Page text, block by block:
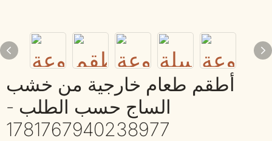
أطقم طعام خارجية من خشب
الساج حسب الطلب -
1781767940238977